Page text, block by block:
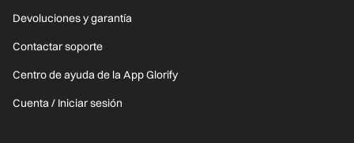
Devoluciones y garantía
Contactar soporte
Centro de ayuda de la App Glorify
Cuenta / Iniciar sesión